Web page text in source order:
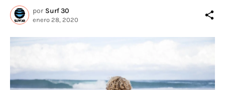
por Surf 30
enero 28, 2020